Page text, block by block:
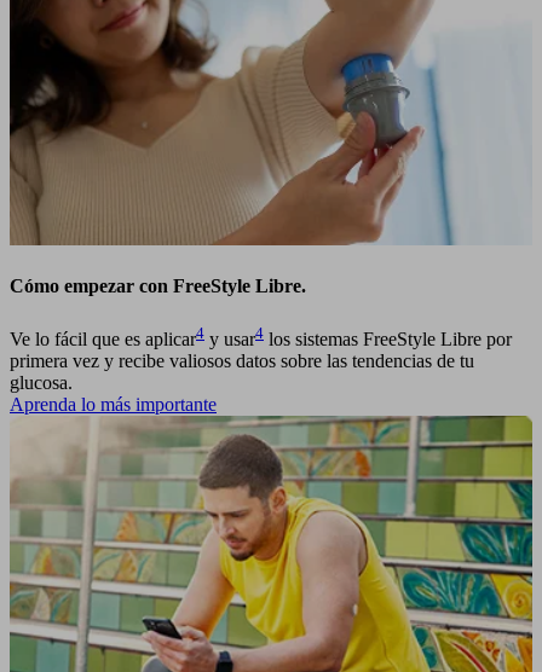
Cómo empezar con FreeStyle Libre.
Ve lo fácil que es aplicar4 y usar4 los sistemas FreeStyle Libre por
primera vez y recibe valiosos datos sobre las tendencias de tu
glucosa.
Aprenda lo más importante